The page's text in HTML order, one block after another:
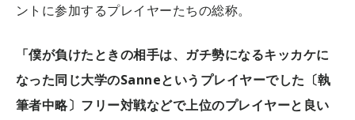
ントに参加するプレイヤーたちの総称。
「僕が負けたときの相手は、ガチ勢になるキッカケに
なった同じ大学のSanneというプレイヤーでした〔執
筆者中略〕フリー対戦などで上位のプレイヤーと良い